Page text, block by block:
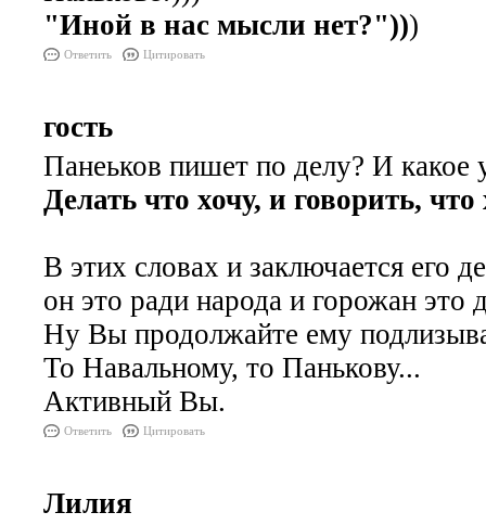
"Иной в нас мысли нет?")))
Ответить Цитировать
гость
Панеьков пишет по делу? И какое
Делать что хочу, и говорить, что
В этих словах и заключается его
он это ради народа и горожан это
Ну Вы продолжайте ему
То Навальному, то Панькову...
Активный Вы.
Ответить Цитировать
Лилия